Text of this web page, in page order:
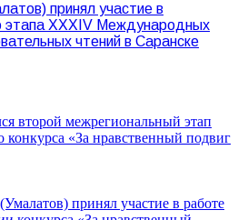
принял участие в
этапа XXXIV Международных
чтений в Саранске
второй межрегиональный этап
конкурса «За нравственный подвиг
принял участие в работе